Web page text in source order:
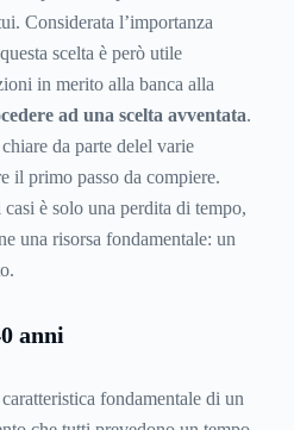
Considerata l’importanza
scelta è però utile
in merito alla banca alla
ad una scelta avventata.
da parte delel varie
il primo passo da compiere.
è solo una perdita di tempo,
una risorsa fondamentale: un
anni
fondamentale di un